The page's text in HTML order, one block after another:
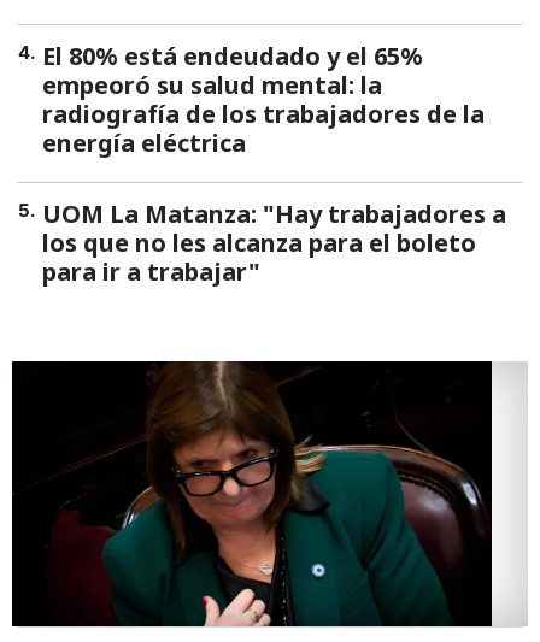
4. El 80% está endeudado y el 65%
empeoró su salud mental: la
radiografía de los trabajadores de la
energía eléctrica
5. UOM La Matanza: "Hay trabajadores a
los que no les alcanza para el boleto
para ir a trabajar"